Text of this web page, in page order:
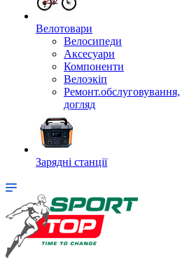
Велотовари
Велосипеди
Аксесуари
Компоненти
Велоэкіп
Ремонт.обслуговування,
догляд
Зарядні станції